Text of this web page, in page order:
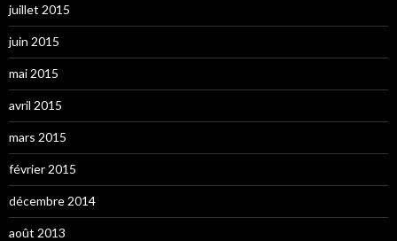
juillet 2015
juin 2015
mai 2015
avril 2015
mars 2015
février 2015
décembre 2014
août 2013